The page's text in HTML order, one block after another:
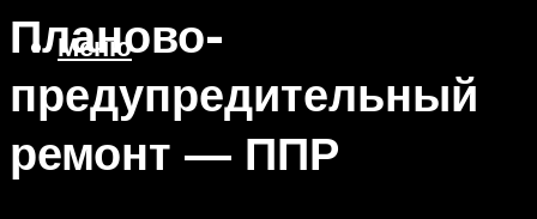
Меню
Планово-
предупредительный
ремонт — ППР